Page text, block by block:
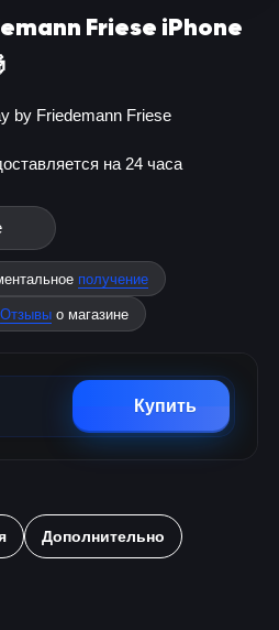
Friese iPhone
by Friedemann Friese
на 24 часа
получение
Отзывы о магазине
Купить
Дополнительно